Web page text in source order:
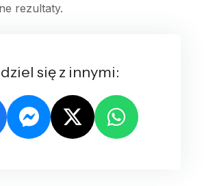
rezultaty.
się z innymi: